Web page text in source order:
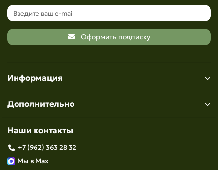
Оформить подписку
Информация
Дополнительно
Наши контакты
+7 (962) 363 28 32
Мы в Max